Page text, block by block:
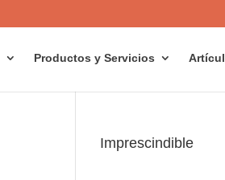
Productos y Servicios
Imprescindible